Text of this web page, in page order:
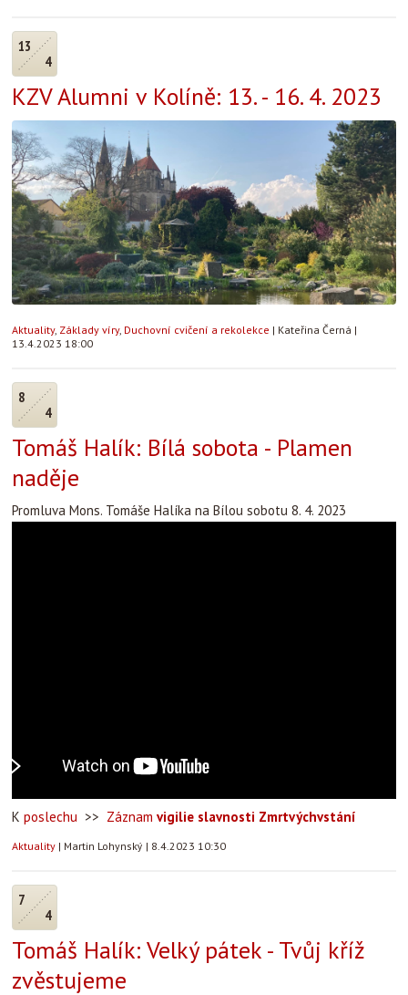
13
4
KZV Alumni v Kolíně: 13. - 16. 4. 2023
Aktuality, Základy víry, Duchovní cvičení a rekolekce | Kateřina Černá |
13.4.2023 18:00
8
4
Tomáš Halík: Bílá sobota - Plamen
naděje
Promluva Mons. Tomáše Halíka na Bílou sobotu 8. 4. 2023
K poslechu >> Záznam vigilie slavnosti Zmrtvýchvstání
Aktuality | Martin Lohynský | 8.4.2023 10:30
7
4
Tomáš Halík: Velký pátek - Tvůj kříž
zvěstujeme